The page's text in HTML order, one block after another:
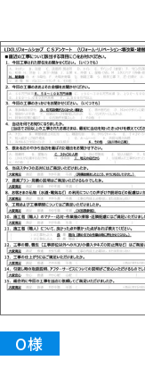
O様